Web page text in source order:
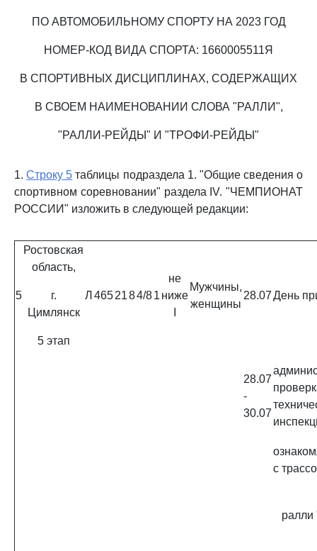
ПО АВТОМОБИЛЬНОМУ СПОРТУ НА 2023 ГОД
НОМЕР-КОД ВИДА СПОРТА: 1660005511Я
В СПОРТИВНЫХ ДИСЦИПЛИНАХ, СОДЕРЖАЩИХ
В СВОЕМ НАИМЕНОВАНИИ СЛОВА "РАЛЛИ",
"РАЛЛИ-РЕЙДЫ" И "ТРОФИ-РЕЙДЫ"
1.Строку 5 таблицы подраздела 1. "Общие сведения о
спортивном соревновании" раздела IV. "ЧЕМПИОНАТ
РОССИИ" изложить в следующей редакции:
5
Ростовская
область,
г.
Цимлянск
5 этап
Л 4652184/81
не
ниже
Мужчины,
женщины
28.07День
28.07
-
30.07
с
ралли